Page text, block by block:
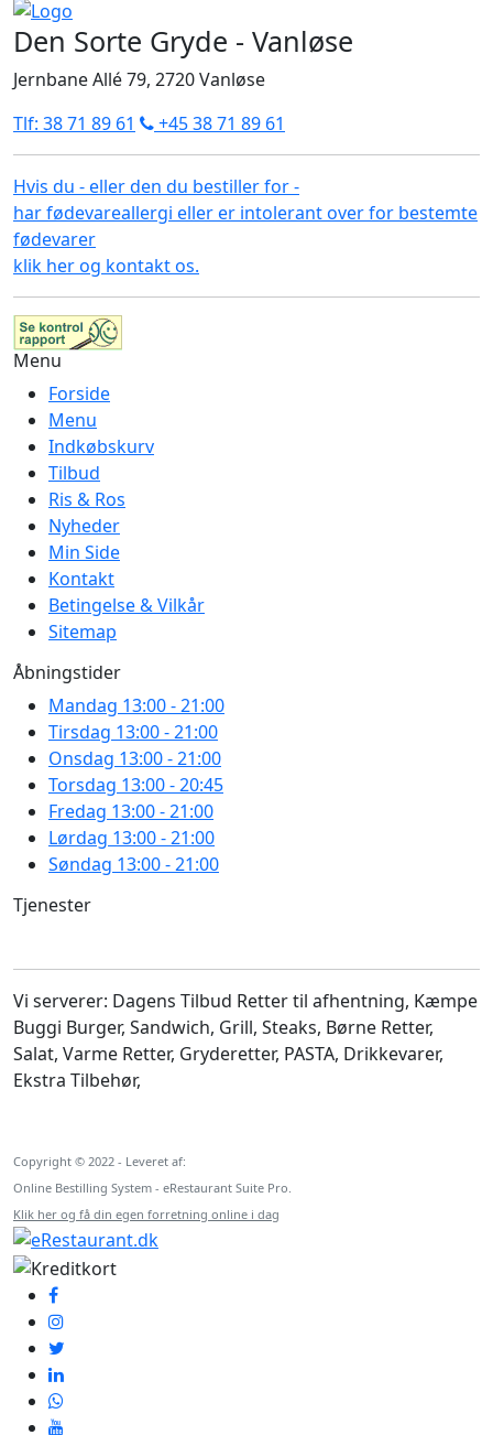
Den Sorte Gryde - Vanløse
Jernbane Allé 79, 2720Vanløse
Tlf: 38 71 89 61
+45 38 71 89 61
Hvis du - eller den du bestiller for -
har fødevareallergi eller er intolerant over for bestemte
fødevarer
klik her og kontakt os.
Menu
Forside
Menu
Indkøbskurv
Tilbud
Ris & Ros
Nyheder
Min Side
Kontakt
Betingelse & Vilkår
Sitemap
Åbningstider
Mandag 13:00 - 21:00
Tirsdag 13:00 - 21:00
Onsdag 13:00 - 21:00
Torsdag 13:00 - 20:45
Fredag 13:00 - 21:00
Lørdag 13:00 - 21:00
Søndag 13:00 - 21:00
Tjenester
Vi serverer: Dagens Tilbud Retter til afhentning, Kæmpe
Buggi Burger, Sandwich, Grill, Steaks, Børne Retter,
Salat, Varme Retter, Gryderetter, PASTA, Drikkevarer,
Ekstra Tilbehør,
Copyright © 2022 - Leveret af:
Online Bestilling System - eRestaurant Suite Pro.
Klik her og få din egen forretning online i dag